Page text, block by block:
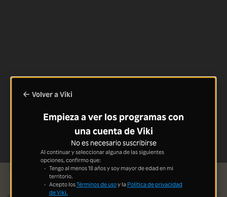
Volver a Viki
Empieza a ver los programas con
una cuenta de Viki
No es necesario suscribirse
Al continuar y seleccionar alguna de las siguientes
opciones, confirmo que:
Tengo al menos 18 años y soy mayor de edad en mi
territorio.
Acepto losTérminos de usoy la Política de privacidad
de Viki.